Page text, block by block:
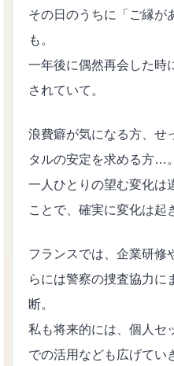
その日のうちに「ご縁が
も。
一年後に偶然再会した時
されていて。
浪費癖が気になる方、せ
タルの安定を求める方…。
一人ひとりの望む変化は
ことで、確実に変化は起
フランスでは、企業研修
らには警察の捜査協力に
断。
私も将来的には、個人セ
での活用なども広げてい